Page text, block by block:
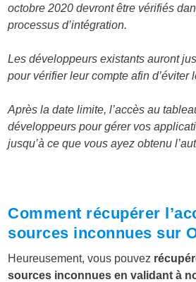
octobre 2020 devront être vérifiés
processus d’intégration.
Les développeurs existants auront
pour vérifier leur compte afin d’éviter
Après la date limite, l’accès au
développeurs pour gérer vos
jusqu’à ce que vous ayez obtenu
Comment récupérer
sources inconnues sur
Heureusement, vous pouvez
sources inconnues en validant à